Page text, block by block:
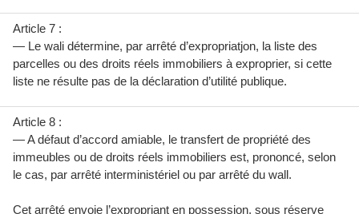
Article 7 :
— Le wali détermine, par arrêté d’expropriatjon, la liste des
parcelles ou des droits réels immobiliers à exproprier, si cette
liste ne résulte pas de la déclaration d’utilité publique.
Article 8 :
— A défaut d’accord amiable, le transfert de propriété des
immeubles ou de droits réels immobiliers est, prononcé, selon
le cas, par arrêté interministériel ou par arrêté du wall.
Cet arrêté envoie l’expropriant en possession, sous réserve